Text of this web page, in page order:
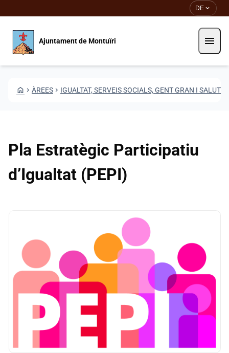
DE expand_more
Ajuntament de Montuïri menu
HOME CHEVRON_RIGHT ÀREES CHEVRON_RIGHT IGUALTAT, SERVEIS SOCIALS, GENT GRAN I SALUT
Pla Estratègic Participatiu
d’Igualtat (PEPI)